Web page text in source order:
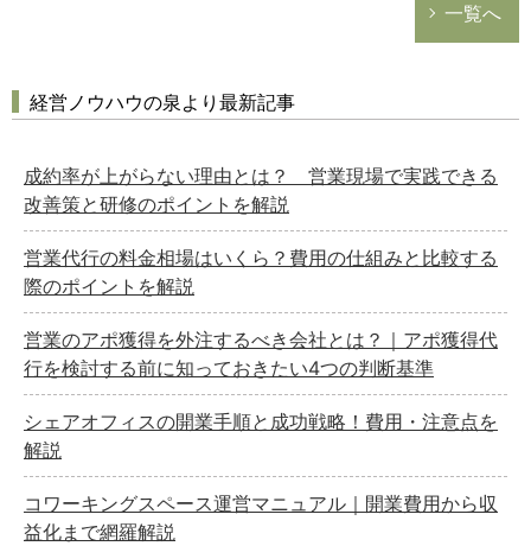
一覧へ
経営ノウハウの泉より最新記事
成約率が上がらない理由とは？ 営業現場で実践できる
改善策と研修のポイントを解説
営業代行の料金相場はいくら？費用の仕組みと比較する
際のポイントを解説
営業のアポ獲得を外注するべき会社とは？｜アポ獲得代
行を検討する前に知っておきたい4つの判断基準
シェアオフィスの開業手順と成功戦略！費用・注意点を
解説
コワーキングスペース運営マニュアル｜開業費用から収
益化まで網羅解説